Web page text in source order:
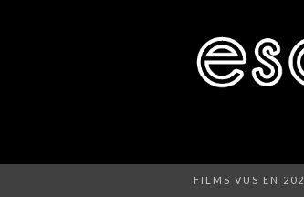
FILMS VUS EN